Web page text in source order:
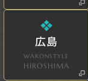
広島
WAKONSTYLE
HIROSHIMA